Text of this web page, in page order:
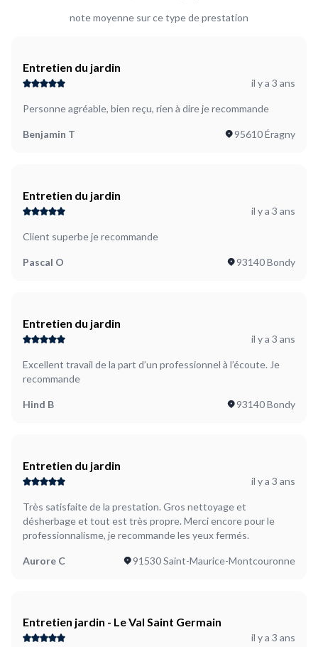
note moyenne sur ce type de prestation
Entretien du jardin
il y a 3 ans
Personne agréable, bien reçu, rien à dire je recommande
Benjamin T 95610 Éragny
Entretien du jardin
il y a 3 ans
Client superbe je recommande
Pascal O 93140 Bondy
Entretien du jardin
il y a 3 ans
Excellent travail de la part d’un professionnel à l’écoute. Je
recommande
Hind B 93140 Bondy
Entretien du jardin
il y a 3 ans
Très satisfaite de la prestation. Gros nettoyage et
désherbage et tout est très propre. Merci encore pour le
professionnalisme, je recommande les yeux fermés.
Aurore C 91530 Saint-Maurice-Montcouronne
Entretien jardin - Le Val Saint Germain
il y a 3 ans